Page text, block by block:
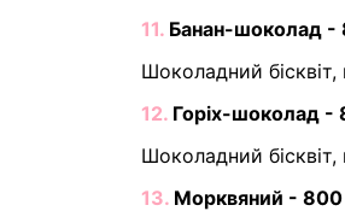
11. Банан-шоколад -
Шоколадний
12. Горіх-шоколад -
Шоколадний
13. Морквяний - 800